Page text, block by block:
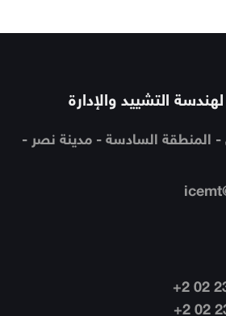
التشييد والإدارة
- المنطقة السادسة - مدينة نصر -